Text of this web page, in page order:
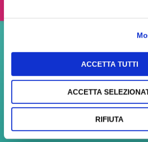
ACCETTA TUTTI
ACCETTA
RIFIUTA
Young Women Network
Copyright